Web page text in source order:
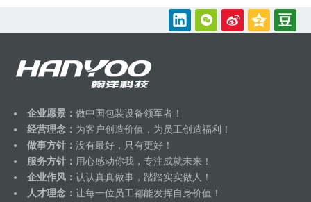
企业愿景： 做中国包装设备领军者！
经营理念： 为客户创造价值，为员工创造福利！
做事方针： 没有最好，只有更好！
服务方针： 用心感动你我，专注成就未来！
企业作风： 认认真真做事，踏踏实实做人！
人才理念： 让每一位员工都能发挥自身价值！